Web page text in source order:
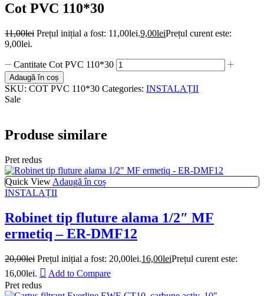
Cot PVC 110*30
11,00lei Prețul inițial a fost: 11,00lei.9,00leiPrețul curent este:
9,00lei.
Cantitate Cot PVC 110*30
Adaugă în coș
SKU: COT PVC 110*30 Categories: INSTALAȚII
Sale
Produse similare
Pret redus
Quick View Adaugă în coș
INSTALAȚII
Robinet tip fluture alama 1/2″ MF
ermetiq – ER-DMF12
20,00lei Prețul inițial a fost: 20,00lei.16,00leiPrețul curent este:
16,00lei.
Add to Compare
Pret redus